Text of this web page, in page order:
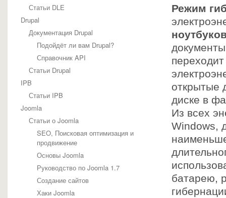
Статьи DLE
Drupal
Документация Drupal
Подойдёт ли вам Drupal?
Справочник API
Статьи Drupal
IPB
Статьи IPB
Joomla
Статьи о Joomla
SEO, Поисковая оптимизация и
продвижение
Основы Joomla
Руководство по Joomla 1.7
Создание сайтов
Хаки Joomla
Режим
открытые
диске в
Из всех
Windows,
батарею,